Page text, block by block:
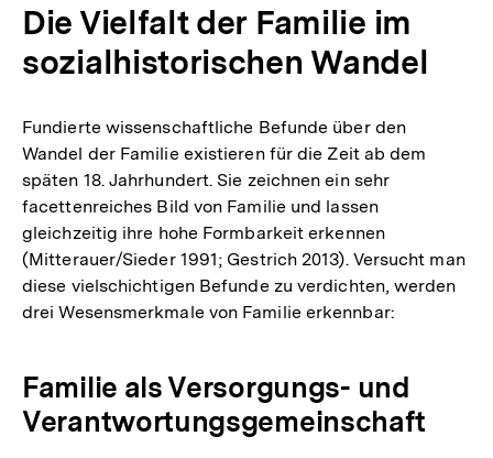
Die Vielfalt der Familie im
sozialhistorischen Wandel
Fundierte wissenschaftliche Befunde über den
Wandel der Familie existieren für die Zeit ab dem
späten 18. Jahrhundert. Sie zeichnen ein sehr
facettenreiches Bild von Familie und lassen
gleichzeitig ihre hohe Formbarkeit erkennen
(Mitterauer/Sieder 1991; Gestrich 2013). Versucht man
diese vielschichtigen Befunde zu verdichten, werden
drei Wesensmerkmale von Familie erkennbar:
Familie als Versorgungs- und
Verantwortungsgemeinschaft